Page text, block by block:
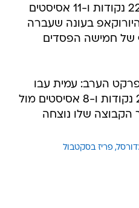
הליגה הצרפתית, בעזרת 22 נקודות ו-11 אסיסטים
בעונה שעברה
של חמישה הפסדים
הערב: עמית עבו
הרשים במדי נבז'יס עם 24 נקודות ו-8 אסיסטים מול
הקבוצה שלו נוצחה
פריז בסקטבול